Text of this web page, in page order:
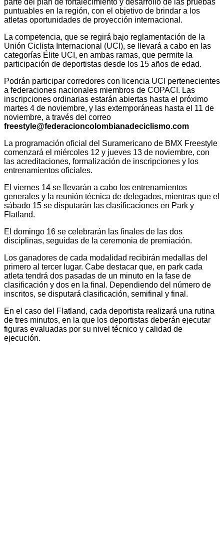
puntuables en la región, con el objetivo de brindar a los
atletas oportunidades de proyección internacional.
La competencia, que se regirá bajo reglamentación de la
Unión Ciclista Internacional (UCI), se llevará a cabo en las
categorías Élite UCI, en ambas ramas, que permite la
participación de deportistas desde los 15 años de edad.
Podrán participar corredores con licencia UCI pertenecientes
a federaciones nacionales miembros de COPACI. Las
inscripciones ordinarias estarán abiertas hasta el próximo
martes 4 de noviembre, y las extemporáneas hasta el 11 de
noviembre, a través del correo
freestyle@federacioncolombianadeciclismo.com
La programación oficial del Suramericano de BMX Freestyle
comenzará el miércoles 12 y jueves 13 de noviembre, con
las acreditaciones, formalización de inscripciones y los
entrenamientos oficiales.
El viernes 14 se llevarán a cabo los entrenamientos
generales y la reunión técnica de delegados, mientras que el
sábado 15 se disputarán las clasificaciones en Park y
Flatland.
El domingo 16 se celebrarán las finales de las dos
disciplinas, seguidas de la ceremonia de premiación.
Los ganadores de cada modalidad recibirán medallas del
primero al tercer lugar. Cabe destacar que, en park cada
atleta tendrá dos pasadas de un minuto en la fase de
clasificación y dos en la final. Dependiendo del número de
inscritos, se disputará clasificación, semifinal y final.
En el caso del Flatland, cada deportista realizará una rutina
de tres minutos, en la que los deportistas deberán ejecutar
figuras evaluadas por su nivel técnico y calidad de
ejecución.